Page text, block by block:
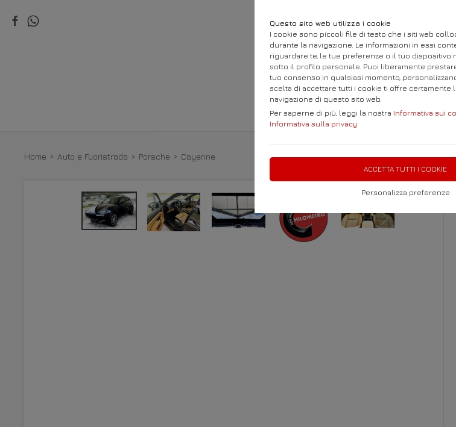
Questo sito web utilizza i cookie
I cookie sono piccoli file di testo che i siti web
durante la navigazione. Le informazioni in essi
riguardare te, le tue preferenze o il tuo dispositivo
sotto il profilo personale. Puoi liberamente
tuo consenso in qualsiasi momento,
scelta di accettare tutti i cookie ti offre certamente
navigazione di questo sito web.
Per saperne di più, leggi la nostra Informativa sui
Informativa sulla privacy
ACCETTA TUTTI I COOKIE
Personalizza preferenze
VISUALIZZA TUTTE LE AUTO PROFILO
Home Auto e Fuoristrada Porsche Cayenne